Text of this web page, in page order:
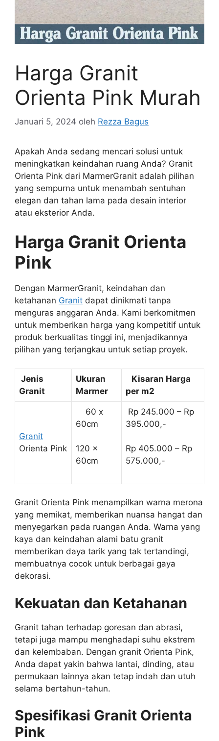
Harga Granit
Orienta Pink Murah
Januari 5, 2024 oleh Rezza Bagus
Apakah Anda sedang mencari solusi untuk
meningkatkan keindahan ruang Anda? Granit
Orienta Pink dari MarmerGranit adalah pilihan
yang sempurna untuk menambah sentuhan
elegan dan tahan lama pada desain interior
atau eksterior Anda.
Harga Granit Orienta
Pink
Dengan MarmerGranit, keindahan dan
ketahanan Granit dapat dinikmati tanpa
menguras anggaran Anda. Kami berkomitmen
untuk memberikan harga yang kompetitif untuk
produk berkualitas tinggi ini, menjadikannya
pilihan yang terjangkau untuk setiap proyek.
Jenis
Granit
Ukuran
Marmer
Kisaran Harga
per m2
Granit
Orienta Pink
60 x
60cm
120 x
60cm
Rp 245.000 – Rp
395.000,-
Rp 405.000 – Rp
575.000,-
Granit Orienta Pink menampilkan warna merona
yang memikat, memberikan nuansa hangat dan
menyegarkan pada ruangan Anda. Warna yang
kaya dan keindahan alami batu granit
memberikan daya tarik yang tak tertandingi,
membuatnya cocok untuk berbagai gaya
dekorasi.
Kekuatan dan Ketahanan
Granit tahan terhadap goresan dan abrasi,
tetapi juga mampu menghadapi suhu ekstrem
dan kelembaban. Dengan granit Orienta Pink,
Anda dapat yakin bahwa lantai, dinding, atau
permukaan lainnya akan tetap indah dan utuh
selama bertahun-tahun.
Spesifikasi Granit Orienta
Pink